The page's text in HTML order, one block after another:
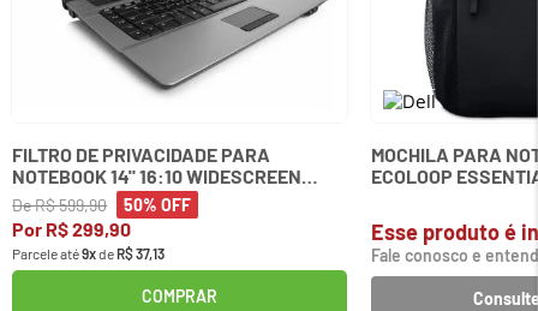
FILTRO DE PRIVACIDADE PARA
NOTEBOOK 14" 16:10 WIDESCREEN
KENSINGTON
DeR$599,90 50% OFF
Por R$299,90
Parcele até9xdeR$37,13
COMPRAR
MOCHILA PARA
ECOLOOP
Esse produto é
Fale conosco e